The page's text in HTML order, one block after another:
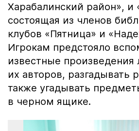
Харабалинский район», и
состоящая из членов
клубов «Пятница» и
Игрокам предстояло
известные произведения
их авторов, разгадывать
также угадывать
в черном ящике.